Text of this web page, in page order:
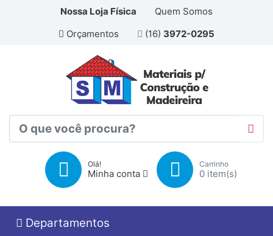
Nossa Loja Física
Quem Somos
Orçamentos
(16) 3972-0295
Olá!
Minha conta
Carrinho
0 item(s)
Departamentos